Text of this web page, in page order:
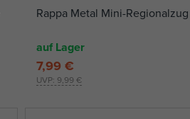
Rappa Metal Mini-Regionalzug
auf Lager
UVP: 9,99 €
7,99 €